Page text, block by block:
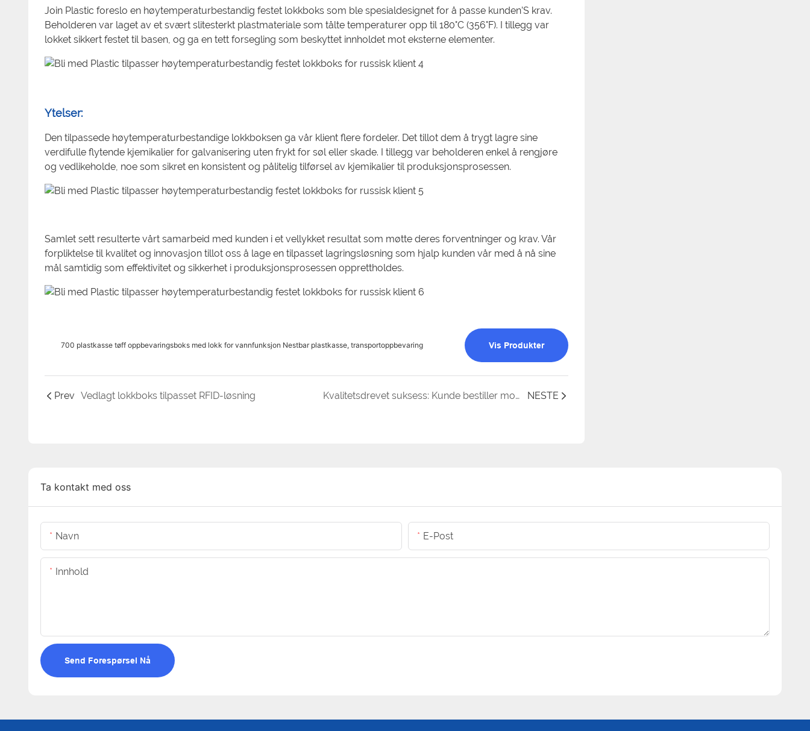
Join Plastic foreslo en høytemperaturbestandig festet lokkboks som ble spesialdesignet for å passe kunden’S krav.
Beholderen var laget av et svært slitesterkt plastmateriale som tålte temperaturer opp til 180°C (356°F). I tillegg var
lokket sikkert festet til basen, og ga en tett forsegling som beskyttet innholdet mot eksterne elementer.
Ytelser:
Den tilpassede høytemperaturbestandige lokkboksen ga vår klient flere fordeler. Det tillot dem å trygt lagre sine
verdifulle flytende kjemikalier for galvanisering uten frykt for søl eller skade. I tillegg var beholderen enkel å rengjøre
og vedlikeholde, noe som sikret en konsistent og pålitelig tilførsel av kjemikalier til produksjonsprosessen.
Samlet sett resulterte vårt samarbeid med kunden i et vellykket resultat som møtte deres forventninger og krav. Vår
forpliktelse til kvalitet og innovasjon tillot oss å lage en tilpasset lagringsløsning som hjalp kunden vår med å nå sine
mål samtidig som effektivitet og sikkerhet i produksjonsprosessen opprettholdes.
700 plastkasse tøff oppbevaringsboks med lokk for vannfunksjon Nestbar plastkasse, transportoppbevaring Vis Produkter
Prev Vedlagt lokkboks tilpasset RFID-løsning Kvalitetsdrevet suksess: Kunde bestiller modell 1208 pallecontainere NESTE
Ta kontakt med oss
Navn E-Post
Innhold
Send Forespørsel Nå